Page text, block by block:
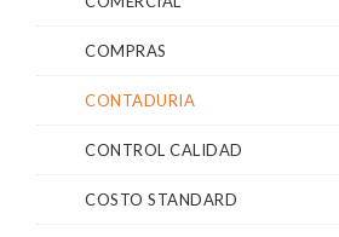
COMPRAS
CONTADURIA
CONTROL CALIDAD
COSTO STANDARD